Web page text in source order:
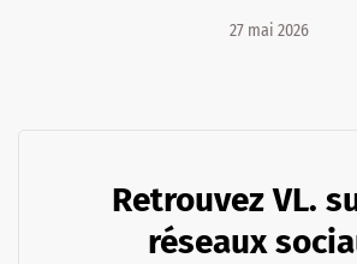
27 mai 2026
Retrouvez VL.
réseaux